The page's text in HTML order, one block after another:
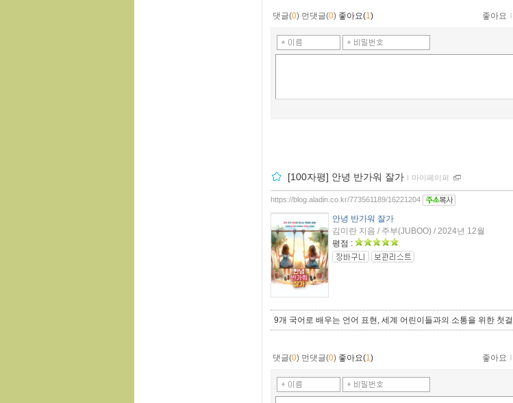
댓글(0) 먼댓글(0) 좋아요(1) 좋아요 ｌ
[100자평] 안녕 반가워 잘가 ｌ 마이페이퍼
https://blog.aladin.co.kr/773561189/16221204
안녕 반가워 잘가
김미란 지음 / 주부(JUBOO) / 2024년 12월
평점 :
9개 국어로 배우는 언어 표현, 세계 어린이들과의 소통을 위한 첫
댓글(0) 먼댓글(0) 좋아요(1) 좋아요 ｌ